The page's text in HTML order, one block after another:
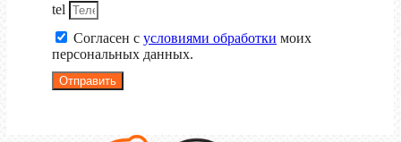
tel
Согласен с условиями обработки моих
персональных данных.
Отправить